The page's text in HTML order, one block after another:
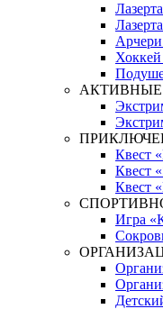
Арчери
Хоккей
Квест
Квест
Квест
Игра